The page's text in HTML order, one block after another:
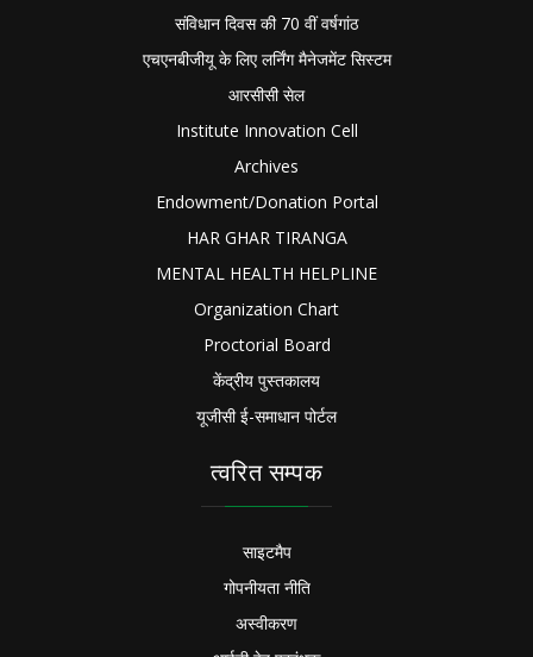
संविधान दिवस की 70 वीं वर्षगांठ
एचएनबीजीयू के लिए लर्निंग मैनेजमेंट सिस्टम
आरसीसी सेल
Institute Innovation Cell
Archives
Endowment/Donation Portal
HAR GHAR TIRANGA
MENTAL HEALTH HELPLINE
Organization Chart
Proctorial Board
केंद्रीय पुस्तकालय
यूजीसी ई-समाधान पोर्टल
त्वरित सम्पक
साइटमैप
गोपनीयता नीति
अस्वीकरण